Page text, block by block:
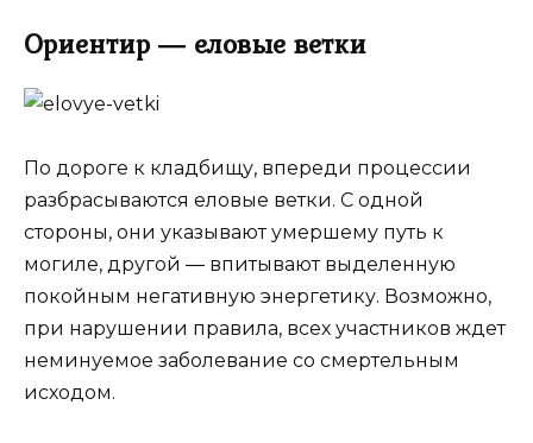
Ориентир ― еловые ветки
По дороге к кладбищу, впереди процессии
разбрасываются еловые ветки. С одной
стороны, они указывают умершему путь к
могиле, другой ― впитывают выделенную
покойным негативную энергетику. Возможно,
при нарушении правила, всех участников ждет
неминуемое заболевание со смертельным
исходом.